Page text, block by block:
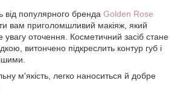
від популярного бренда Golden Rose
вам приголомшливий макіяж, який
оточення. Косметичний засіб стане
витончено підкреслить контур губ і
м'якість, легко наноситься й добре